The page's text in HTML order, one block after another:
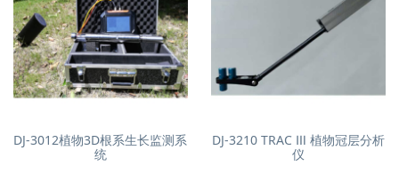
DJ-3012植物3D根系生长监测系
统
DJ-3210 TRAC Ⅲ 植物冠层分析
仪